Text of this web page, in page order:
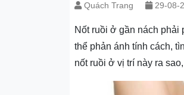
Quách Trang 29-08-
Nốt ruồi ở gần nách
thể phản ánh tính cách,
nốt ruồi ở vị trí này ra sao,